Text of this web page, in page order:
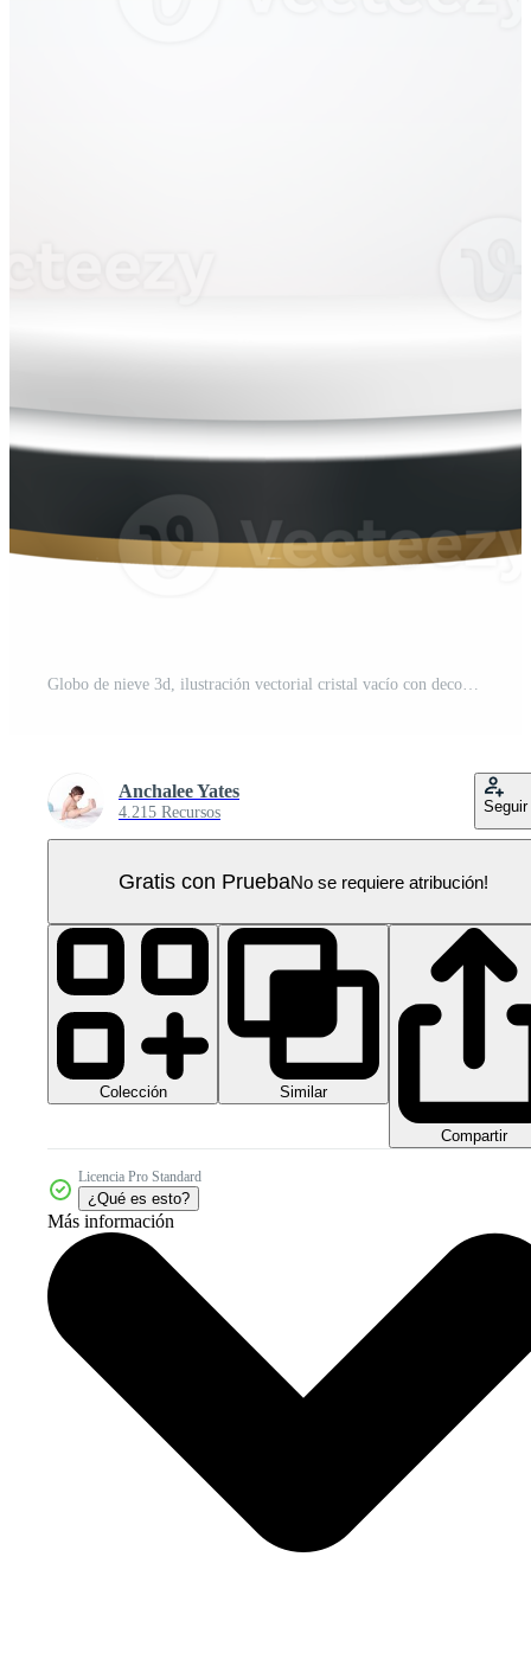
Globo de nieve 3d, ilustración vectorial cristal vacío con decoración de elementos transparentes para feliz navidad o año nuevo PNG Pro
Anchalee Yates
4.215 Recursos Seguir
Gratis con PruebaNo se requiere atribución!
Colección Similar
Compartir
Licencia Pro Standard
¿Qué es esto?
Más información